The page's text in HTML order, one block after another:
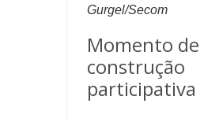
Gurgel/Secom
Momento de
construção
participativa